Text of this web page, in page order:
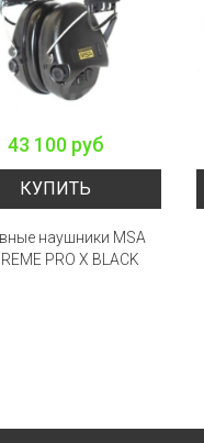
43 100 руб
КУПИТЬ
наушники MSA
PRO X BLACK